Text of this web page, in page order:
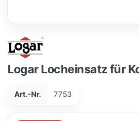
Logar Locheinsatz für
Art.-Nr. 7753